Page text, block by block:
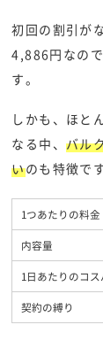
初回の割引が
4,886円なの
す。
しかも、ほと
なる中、バル
いのも特徴です
1つあたりの料金
内容量
1日あたりのコス
契約の縛り